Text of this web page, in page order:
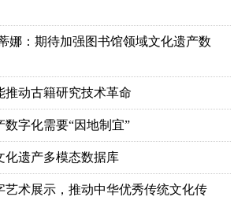
娜：期待加强图书馆领域文化遗产数
推动古籍研究技术革命
字化需要“因地制宜”
化遗产多模态数据库
艺术展示，推动中华优秀传统文化传